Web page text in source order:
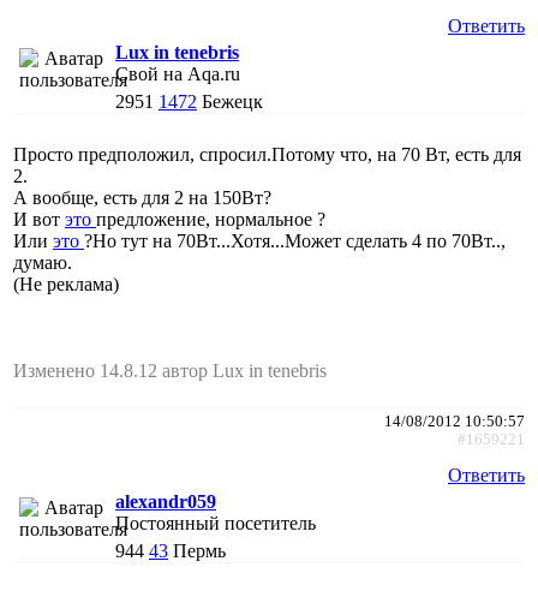
Ответить
Lux in tenebris
Свой на Aqa.ru
2951 1472 Бежецк
Просто предположил, спросил.Потому что, на 70 Вт, есть для
2.
А вообще, есть для 2 на 150Вт?
И вот это предложение, нормальное ?
Или это ?Но тут на 70Вт...Хотя...Может сделать 4 по 70Вт..,
думаю.
(Не реклама)
Изменено 14.8.12 автор Lux in tenebris
14/08/2012 10:50:57
#1659221
Ответить
alexandr059
Постоянный посетитель
944 43 Пермь